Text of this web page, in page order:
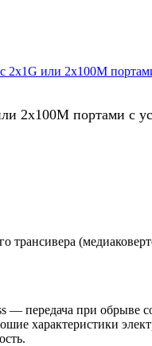
2х100М портами с
передача при обрыве
характеристики